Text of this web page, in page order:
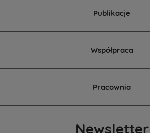
Publikacje
Współpraca
Pracownia
Newsletter